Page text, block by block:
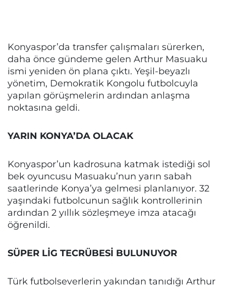
Konyaspor’da transfer çalışmaları sürerken,
daha önce gündeme gelen Arthur Masuaku
ismi yeniden ön plana çıktı. Yeşil-beyazlı
yönetim, Demokratik Kongolu futbolcuyla
yapılan görüşmelerin ardından anlaşma
noktasına geldi.
YARIN KONYA’DA OLACAK
Konyaspor’un kadrosuna katmak istediği sol
bek oyuncusu Masuaku’nun yarın sabah
saatlerinde Konya’ya gelmesi planlanıyor. 32
yaşındaki futbolcunun sağlık kontrollerinin
ardından 2 yıllık sözleşmeye imza atacağı
öğrenildi.
SÜPER LİG TECRÜBESİ BULUNUYOR
Türk futbolseverlerin yakından tanıdığı Arthur